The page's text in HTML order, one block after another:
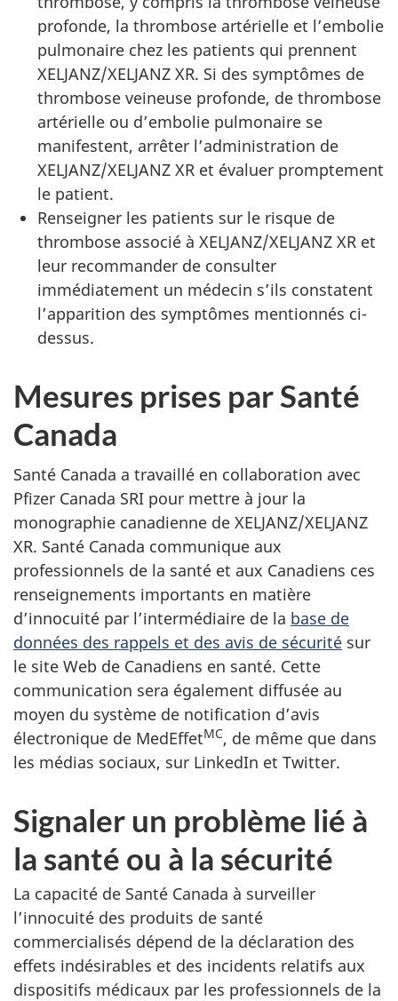
profonde, la thrombose artérielle et l’embolie
pulmonaire chez les patients qui prennent
XELJANZ/XELJANZ XR. Si des symptômes de
thrombose veineuse profonde, de thrombose
artérielle ou d’embolie pulmonaire se
manifestent, arrêter l’administration de
XELJANZ/XELJANZ XR et évaluer promptement
le patient.
Renseigner les patients sur le risque de
thrombose associé à XELJANZ/XELJANZ XR et
leur recommander de consulter
immédiatement un médecin s’ils constatent
l’apparition des symptômes mentionnés ci-
dessus.
Mesures prises par Santé
Canada
Santé Canada a travaillé en collaboration avec
Pfizer Canada SRI pour mettre à jour la
monographie canadienne de XELJANZ/XELJANZ
XR. Santé Canada communique aux
professionnels de la santé et aux Canadiens ces
renseignements importants en matière
d’innocuité par l’intermédiaire de la base de
données des rappels et des avis de sécurité sur
le site Web de Canadiens en santé. Cette
communication sera également diffusée au
moyen du système de notification d’avis
électronique de MedEffetMC, de même que dans
les médias sociaux, sur LinkedIn et Twitter.
Signaler un problème lié à
la santé ou à la sécurité
La capacité de Santé Canada à surveiller
l’innocuité des produits de santé
commercialisés dépend de la déclaration des
effets indésirables et des incidents relatifs aux
dispositifs médicaux par les professionnels de la